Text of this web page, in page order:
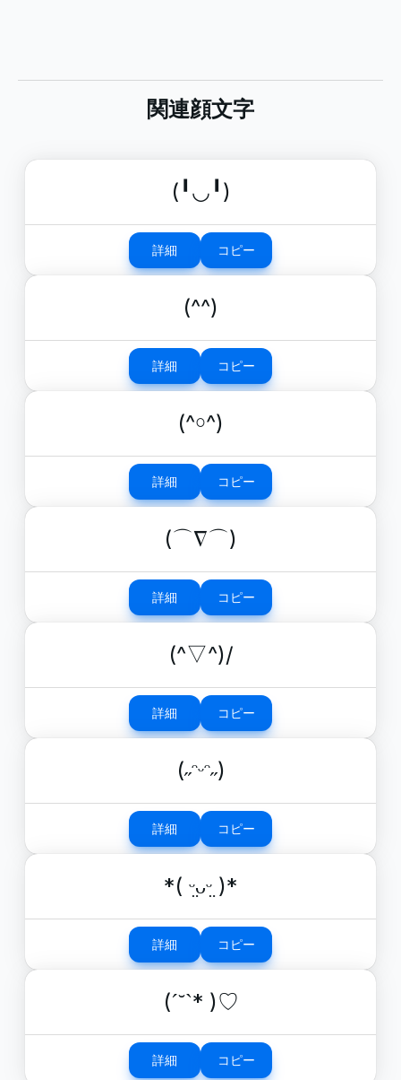
関連顔文字
(╹◡╹)
詳細 コピー
(^^)
詳細 コピー
(^￮^)
詳細 コピー
(⌒∇⌒)
詳細 コピー
(^▽^)/
詳細 コピー
(˶ᵔᵕᵔ˶)
詳細 コピー
*( ᵕ̤ᴗᵕ̤ )*
詳細 コピー
(ˊ˘ˋ* )♡
詳細 コピー